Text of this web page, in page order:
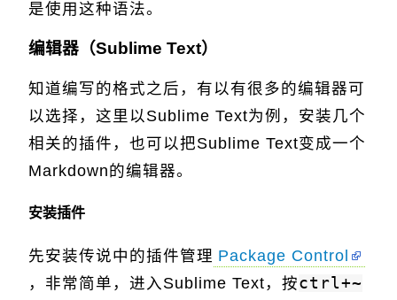
是使用这种语法。
编辑器（Sublime Text）
知道编写的格式之后，有以有很多的编辑器可
以选择，这里以Sublime Text为例，安装几个
相关的插件，也可以把Sublime Text变成一个
Markdown的编辑器。
安装插件
先安装传说中的插件管理 Package Control
，非常简单，进入Sublime Text，按ctrl+~